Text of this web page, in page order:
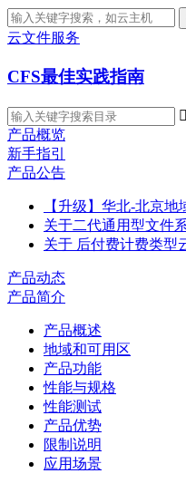
云文件服务
CFS最佳实践指南

产品概览
新手指引
产品公告
【升级】华北-北京
关于二代通用型文件
关于 后付费计费类型
产品动态
产品简介
产品概述
地域和可用区
产品功能
性能与规格
性能测试
产品优势
限制说明
应用场景